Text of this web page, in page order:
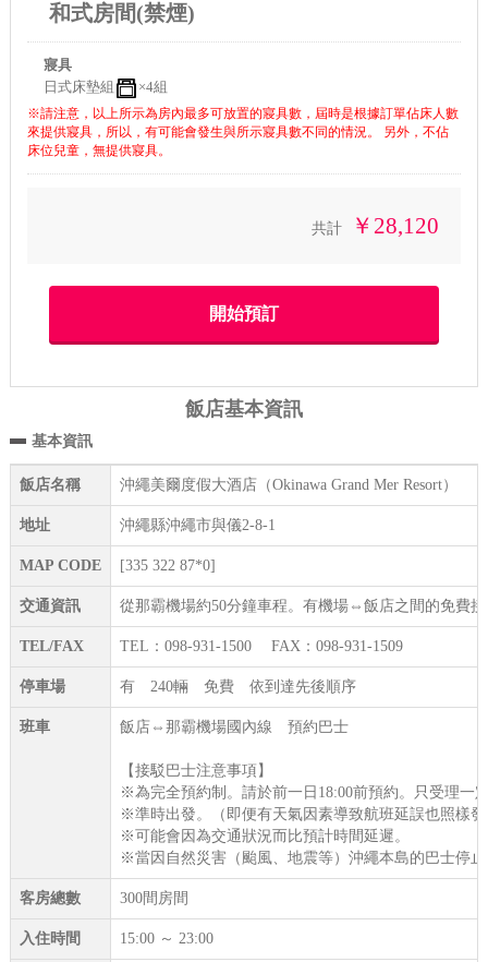
和式房間(禁煙)
寢具
日式床墊組
×4組
※請注意，以上所示為房內最多可放置的寢具數，屆時是根據訂單佔床人數
來提供寢具，所以，有可能會發生與所示寢具數不同的情況。 另外，不佔
床位兒童，無提供寢具。
共計 ￥28,120
飯店基本資訊
基本資訊
飯店名稱 沖繩美爾度假大酒店（Okinawa Grand Mer Resort）
地址 沖繩縣沖繩市與儀2-8-1
MAP CODE [335 322 87*0]
交通資訊 從那霸機場約50分鐘車程。有機場⇔飯店之間的免費
TEL/FAX TEL：098-931-1500 FAX：098-931-1509
停車場 有 240輛 免費 依到達先後順序
班車 飯店⇔那霸機場國內線 預約巴士
【接駁巴士注意事項】
※為完全預約制。請於前一日18:00前預約。只受理一
※準時出發。（即便有天氣因素導致航班延誤也照樣
※可能會因為交通狀況而比預計時間延遲。
※當因自然災害（颱風、地震等）沖繩本島的巴士停
客房總數 300間房間
入住時間 15:00 ～ 23:00